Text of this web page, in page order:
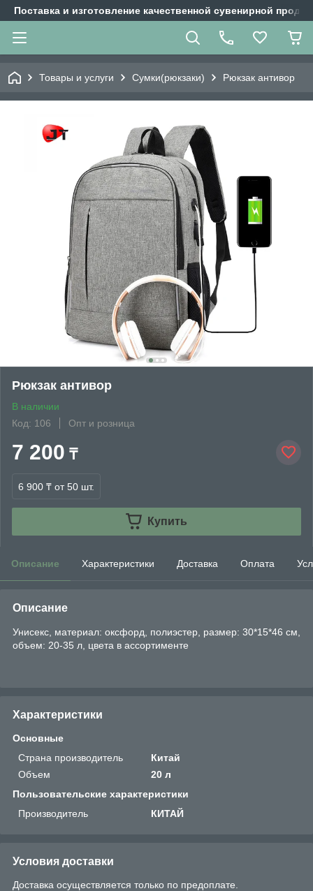
Поставка и изготовление качественной сувенирной
Товары и услуги Сумки(рюкзаки) Рюкзак антивор
Рюкзак антивор
В наличии
Код: 106
Опт и розница
7 200 ₸
6 900 ₸ от 50 шт.
Купить
Описание Характеристики Доставка Оплата
Описание
Унисекс, материал: оксфорд, полиэстер, размер: 30*15*46 см,
объем: 20-35 л, цвета в ассортименте
Характеристики
Основные
Страна производитель
Китай
Объем
20 л
Пользовательские характеристики
Производитель
КИТАЙ
Условия доставки
Доставка осуществляется только по предоплате.